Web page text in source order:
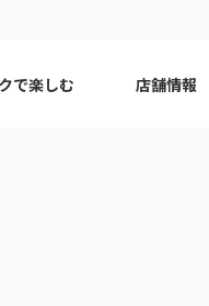
で楽しむ 店舗情報